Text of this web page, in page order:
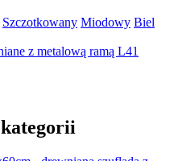
Szczotkowany Miodowy Biel
z metalową ramą L41